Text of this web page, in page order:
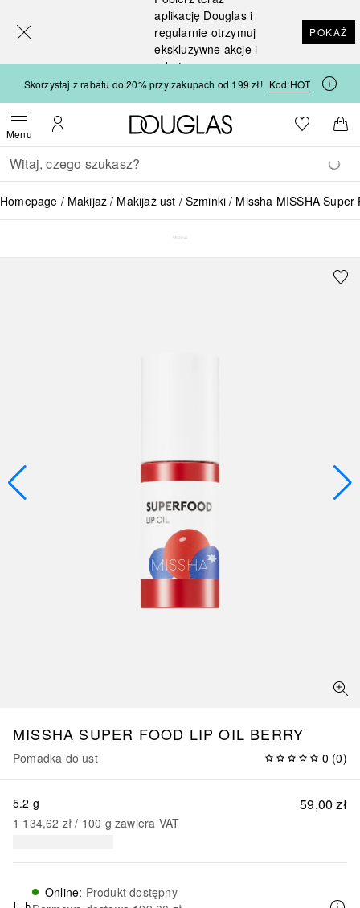
aplikację Douglas i
regularnie otrzymuj
ekskluzywne akcje i
rabaty
POKAŻ
Skorzystaj z rabatu do 20% przy zakupach od 199 zł! Kod:HOT
MenuOtwórz menuMoje konto
Strona główna Douglas
Do listyDo
Wracać
Wykonaj wyszukiwanie
Homepage Makijaż Makijaż ust Szminki Missha MISSHA
MISSHA SUPER FOOD LIP OIL BERRY
Pomadka do ust 0 (0)
59,00 zł
5.2 g
1 134,62 zł / 100 g zawiera VAT
Online: Produkt dostępny
[navigation.slideout.screenreader]